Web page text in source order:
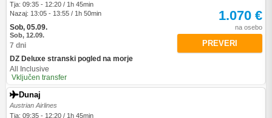
Tja: 09:35 - 12:20 / 1h 45min
Nazaj: 13:05 - 13:55 / 1h 50min
Sob, 05.09.
Sob, 12.09.
7 dni
DZ Deluxe stranski pogled na morje
All Inclusive
Vključen transfer
1.070 €
na osebo
PREVERI
Dunaj
Austrian Airlines
Tja: 09:35 - 12:20 / 1h 45min